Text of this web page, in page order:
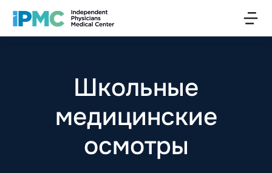
Школьные
медицинские
осмотры